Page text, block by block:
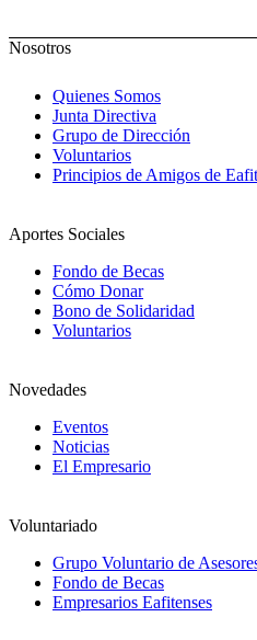
Nosotros
Quienes Somos
Junta Directiva
Grupo de Dirección
Voluntarios
Principios de Amigos de Eafit
Aportes Sociales
Fondo de Becas
Cómo Donar
Bono de Solidaridad
Voluntarios
Novedades
Eventos
Noticias
El Empresario
Voluntariado
Grupo Voluntario de
Fondo de Becas
Empresarios Eafitenses